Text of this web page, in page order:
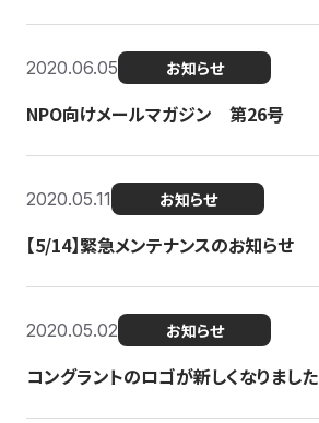
2020.06.05 お知らせ
NPO向けメールマガジン 第26号
2020.05.11 お知らせ
【5/14】緊急メンテナンスのお知らせ
2020.05.02 お知らせ
コングラントのロゴが新しくなりました